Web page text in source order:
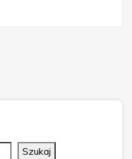
Szukaj